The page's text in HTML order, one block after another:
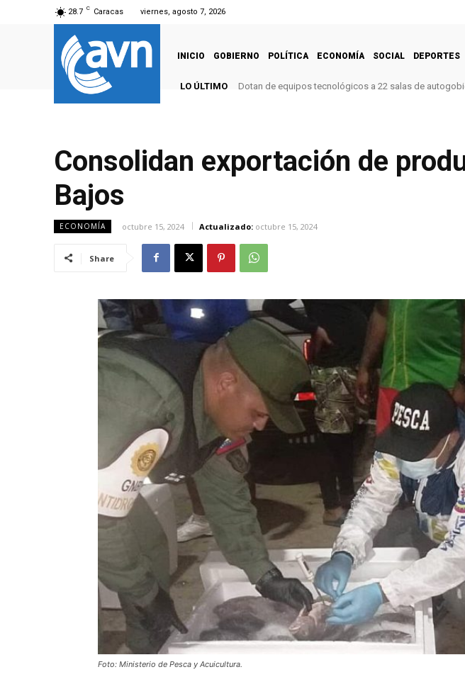
28.7 C Caracas viernes, agosto 7, 2026
INICIO GOBIERNO POLÍTICA ECONOMÍA SOCIAL DEPORTES
LO ÚLTIMO Dotan de equipos tecnológicos a 22 salas de
Consolidan exportación de
Bajos
ECONOMÍA octubre 15, 2024 Actualizado: octubre 15, 2024
Share
Foto: Ministerio de Pesca y Acuicultura.